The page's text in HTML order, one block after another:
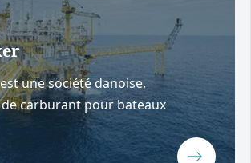
une société danoise,
carburant pour bateaux